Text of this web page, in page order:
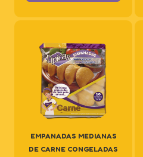
EMPANADAS MEDIANAS
DE CARNE CONGELADAS